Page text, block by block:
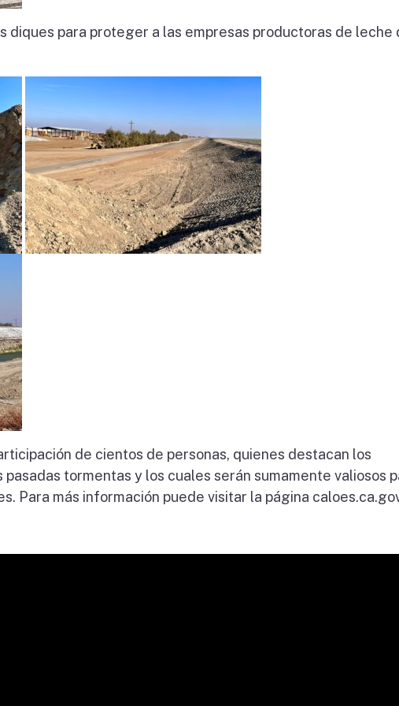
diques para proteger a las empresas productoras de leche
de cientos de personas, quienes destacan los
tormentas y los cuales serán sumamente valiosos
Para más información puede visitar la página